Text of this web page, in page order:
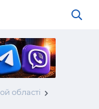
області